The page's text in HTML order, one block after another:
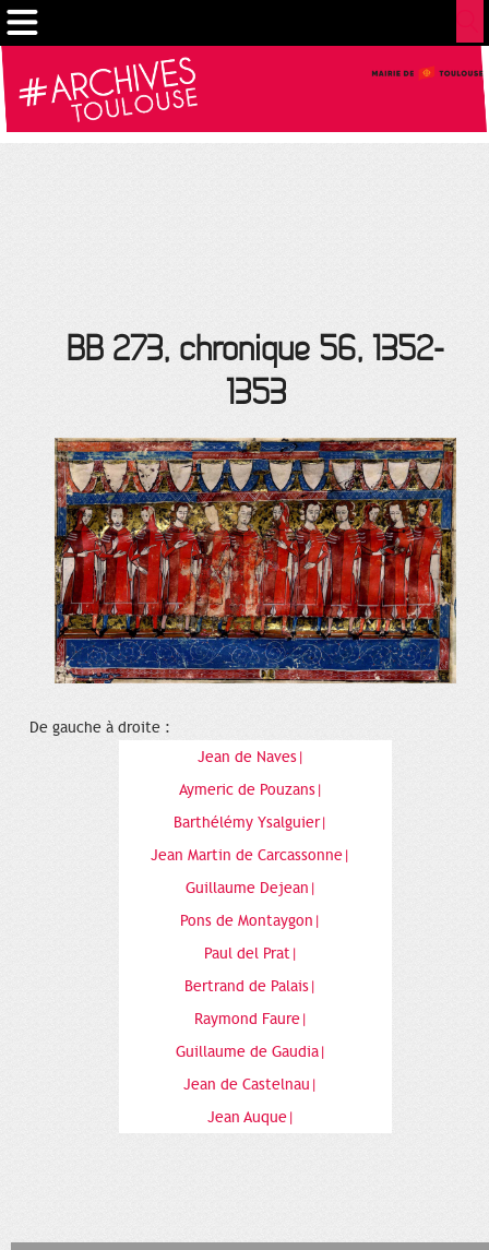
BB 273, chronique 56, 1352-
1353
De gauche à droite :
Jean de Naves|
Aymeric de Pouzans|
Barthélémy Ysalguier|
Jean Martin de Carcassonne|
Guillaume Dejean|
Pons de Montaygon|
Paul del Prat|
Bertrand de Palais|
Raymond Faure|
Guillaume de Gaudia|
Jean de Castelnau|
Jean Auque|
Gestion de vos préférences sur les cookies